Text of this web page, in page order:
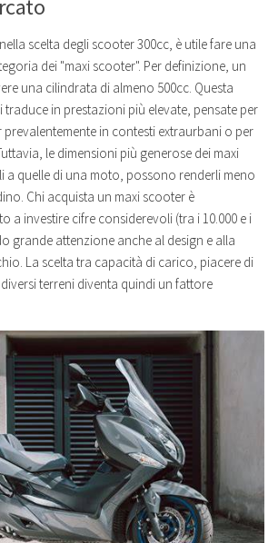
scelta degli scooter 300cc, è utile fare una
dei "maxi scooter". Per definizione, un
una cilindrata di almeno 500cc. Questa
in prestazioni più elevate, pensate per
in contesti extraurbani o per
le dimensioni più generose dei maxi
a quelle di una moto, possono renderli meno
Chi acquista un maxi scooter è
a investire cifre considerevoli (tra i 10.000 e i
grande attenzione anche al design e alla
La scelta tra capacità di carico, piacere di
terreni diventa quindi un fattore